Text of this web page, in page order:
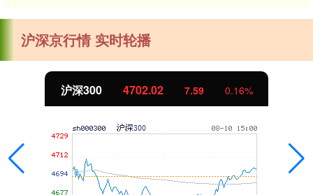
沪深京行情 实时轮播
北证50 1122.88 -11.37 -1.00%